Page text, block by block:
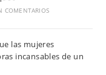
COMENTARIOS
las mujeres
incansables de un